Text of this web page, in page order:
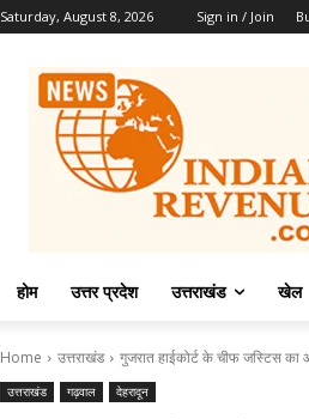
Saturday, August 8, 2026 Sign in / Join
होम उत्तर प्रदेश उत्तराखंड खेल
Home उत्तराखंड गुजरात हाईकोर्ट के चीफ जस्टिस का
उत्तराखंड गढ़वाल देहरादून